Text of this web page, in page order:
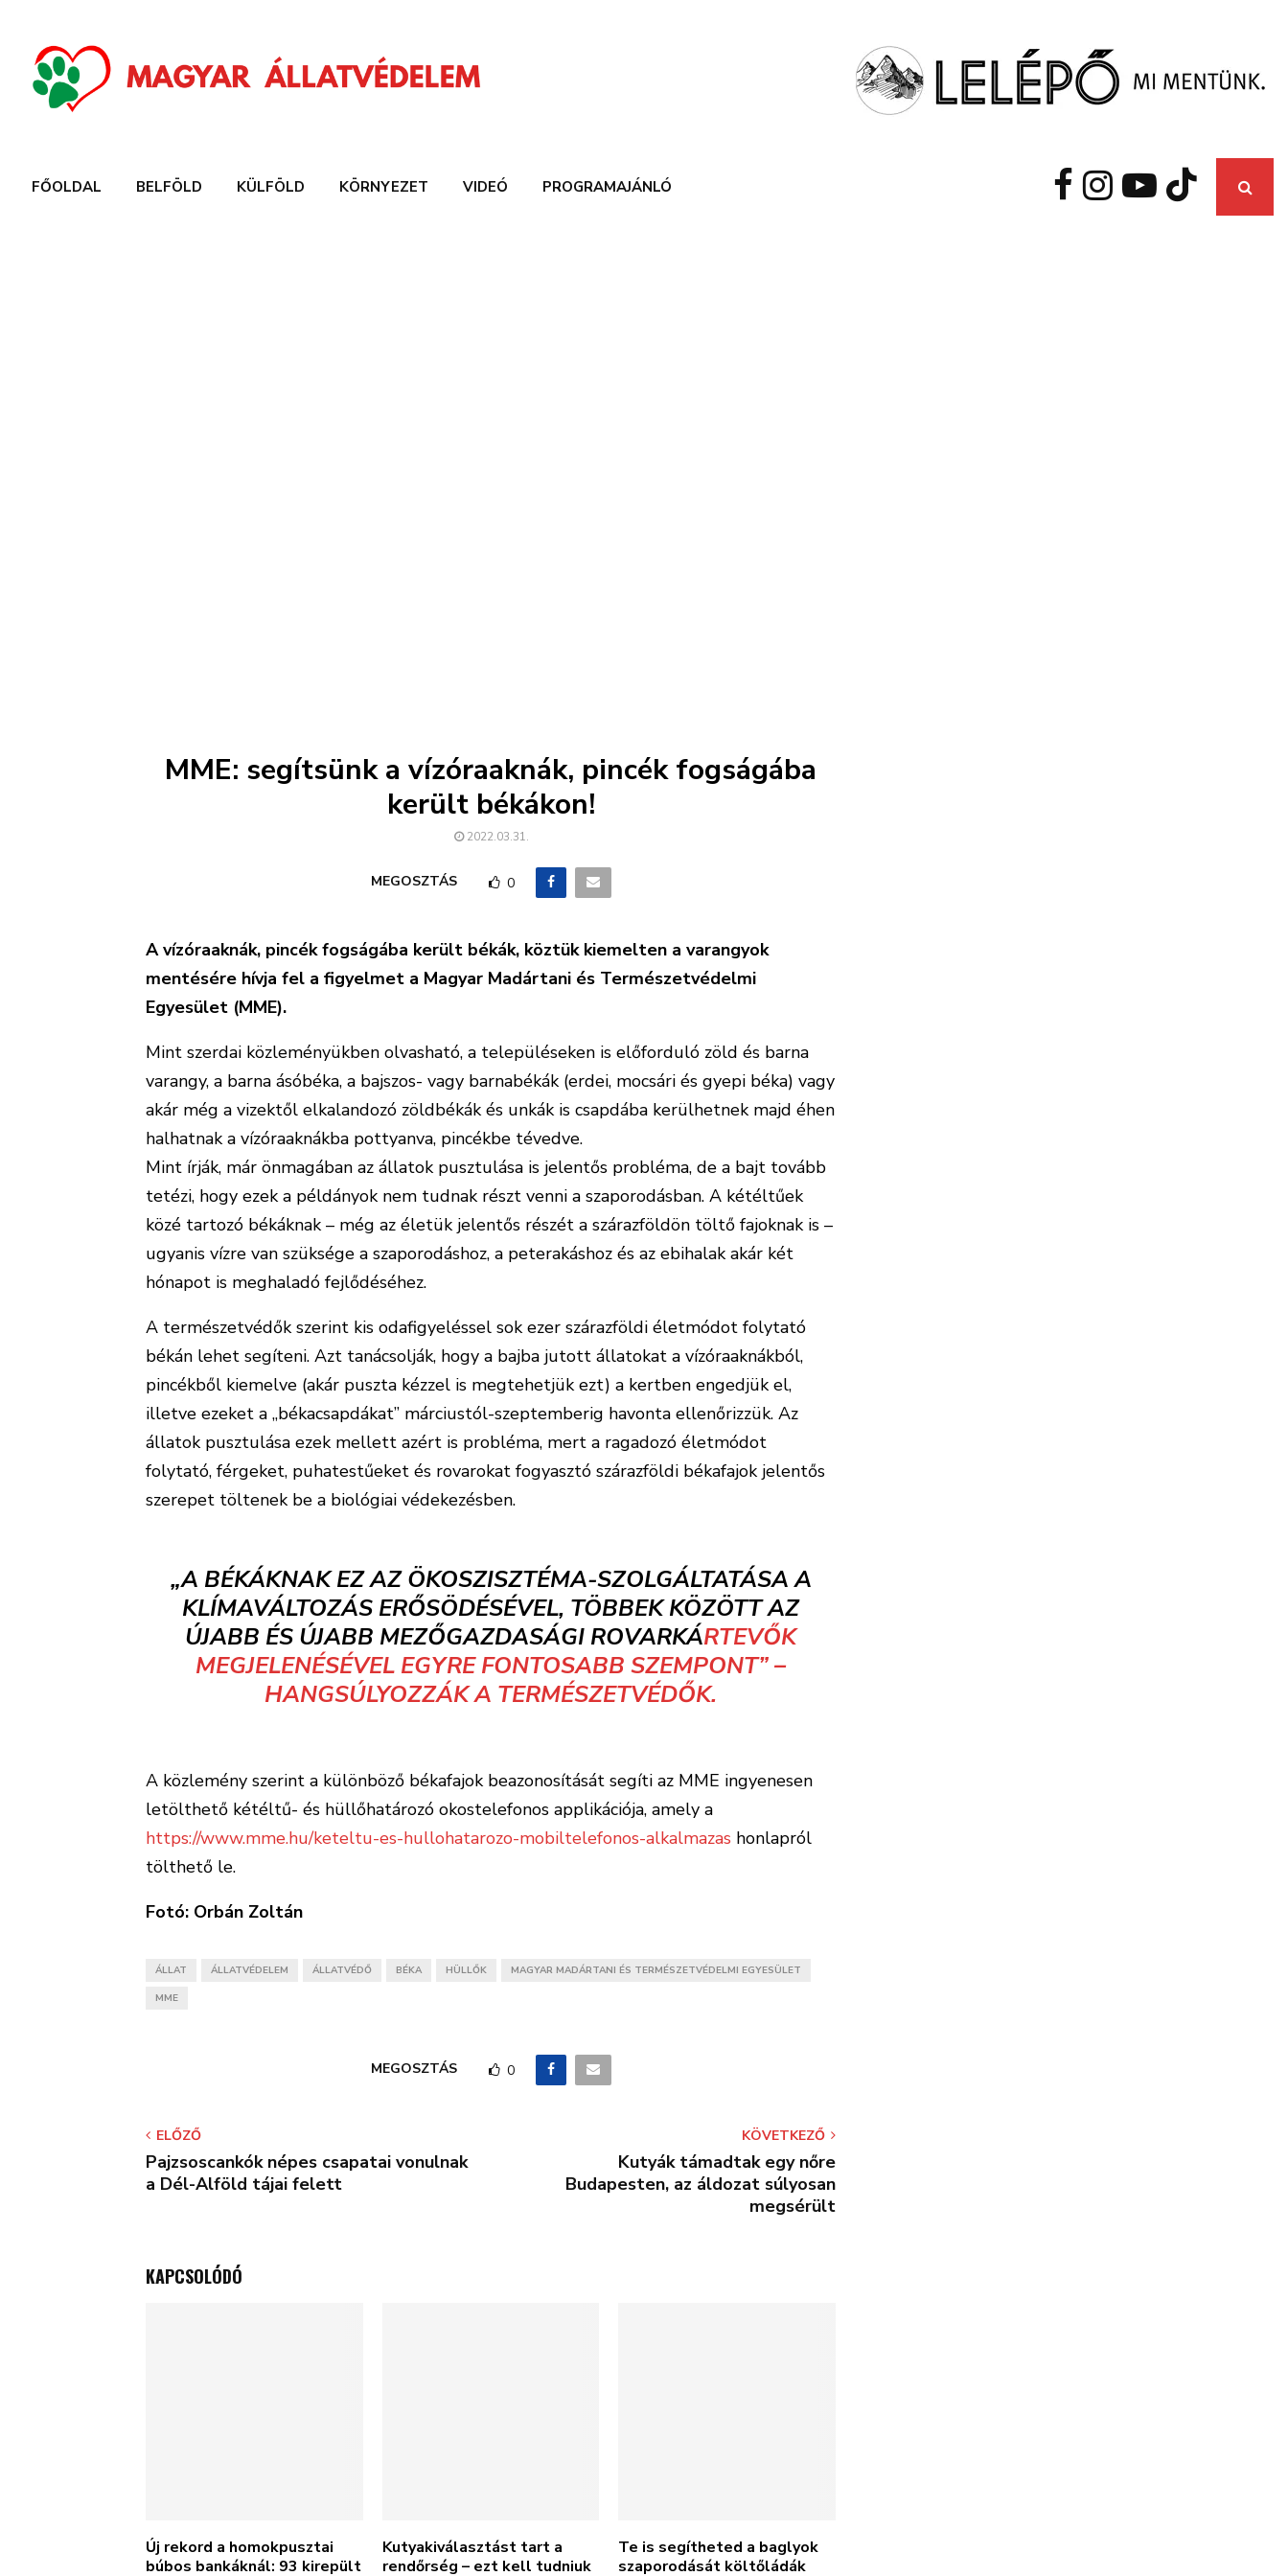
FŐOLDAL BELFÖLD KÜLFÖLD KÖRNYEZET VIDEÓ PROGRAMAJÁNLÓ
MME: segítsünk a vízóraaknák, pincék fogságába
került békákon!
2022.03.31.
MEGOSZTÁS 0
A vízóraaknák, pincék fogságába került békák, köztük kiemelten a varangyok
mentésére hívja fel a figyelmet a Magyar Madártani és Természetvédelmi
Egyesület (MME).
Mint szerdai közleményükben olvasható, a településeken is előforduló zöld és barna
varangy, a barna ásóbéka, a bajszos- vagy barnabékák (erdei, mocsári és gyepi béka) vagy
akár még a vizektől elkalandozó zöldbékák és unkák is csapdába kerülhetnek majd éhen
halhatnak a vízóraaknákba pottyanva, pincékbe tévedve.
Mint írják, már önmagában az állatok pusztulása is jelentős probléma, de a bajt tovább
tetézi, hogy ezek a példányok nem tudnak részt venni a szaporodásban. A kétéltűek
közé tartozó békáknak – még az életük jelentős részét a szárazföldön töltő fajoknak is –
ugyanis vízre van szüksége a szaporodáshoz, a peterakáshoz és az ebihalak akár két
hónapot is meghaladó fejlődéséhez.
A természetvédők szerint kis odafigyeléssel sok ezer szárazföldi életmódot folytató
békán lehet segíteni. Azt tanácsolják, hogy a bajba jutott állatokat a vízóraaknákból,
pincékből kiemelve (akár puszta kézzel is megtehetjük ezt) a kertben engedjük el,
illetve ezeket a „békacsapdákat” márciustól-szeptemberig havonta ellenőrizzük. Az
állatok pusztulása ezek mellett azért is probléma, mert a ragadozó életmódot
folytató, férgeket, puhatestűeket és rovarokat fogyasztó szárazföldi békafajok jelentős
szerepet töltenek be a biológiai védekezésben.
„A BÉKÁKNAK EZ AZ ÖKOSZISZTÉMA-SZOLGÁLTATÁSA A
KLÍMAVÁLTOZÁS ERŐSÖDÉSÉVEL, TÖBBEK KÖZÖTT AZ
ÚJABB ÉS ÚJABB MEZŐGAZDASÁGI ROVARKÁRTEVŐK
MEGJELENÉSÉVEL EGYRE FONTOSABB SZEMPONT”–
HANGSÚLYOZZÁK A TERMÉSZETVÉDŐK.
A közlemény szerint a különböző békafajok beazonosítását segíti az MME ingyenesen
letölthető kétéltű- és hüllőhatározó okostelefonos applikációja, amely a
https://www.mme.hu/keteltu-es-hullohatarozo-mobiltelefonos-alkalmazas honlapról
tölthető le.
Fotó: Orbán Zoltán
ÁLLAT ÁLLATVÉDELEM ÁLLATVÉDŐ BÉKA HÜLLŐK MAGYAR MADÁRTANI ÉS TERMÉSZETVÉDELMI EGYESÜLET
MME
MEGOSZTÁS 0
ELŐZŐ
Pajzsoscankók népes csapatai vonulnak
a Dél-Alföld tájai felett
KÖVETKEZŐ
Kutyák támadtak egy nőre
Budapesten, az áldozat súlyosan
megsérült
KAPCSOLÓDÓ
Új rekord a homokpusztai
búbos bankáknál: 93 kirepült
Kutyakiválasztást tart a
rendőrség – ezt kell tudniuk
Te is segítheted a baglyok
szaporodását költőládák